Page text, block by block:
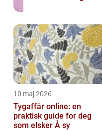
10 maj 2026
Tygaffär online: en
praktisk guide for deg
som elsker Å sy